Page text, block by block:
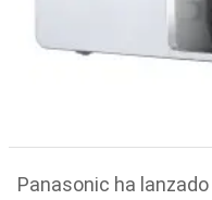
Panasonic ha